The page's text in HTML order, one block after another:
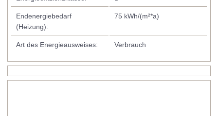
Endenergiebedarf
(Heizung):
75 kWh/(m²*a)
Art des Energieausweises: Verbrauch